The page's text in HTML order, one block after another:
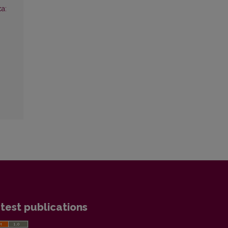
publications